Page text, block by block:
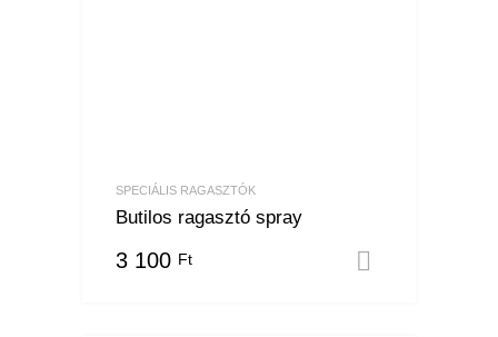
SPECIÁLIS RAGASZTÓK
Butilos ragasztó spray
3 100 Ft